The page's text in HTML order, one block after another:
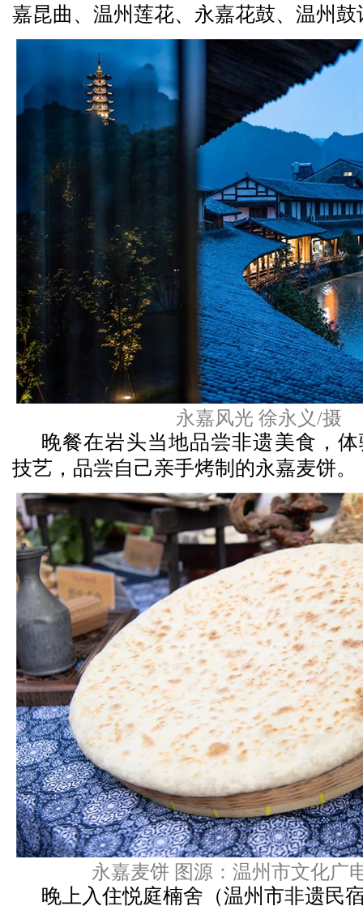
嘉昆曲、温州莲花、永嘉花鼓、温州鼓
永嘉风光 徐永义/摄
晚餐在岩头当地品尝非遗美食，
技艺，品尝自己亲手烤制的永嘉麦饼。
永嘉麦饼 图源：温州市文化广
晚上入住悦庭楠舍（温州市非遗民